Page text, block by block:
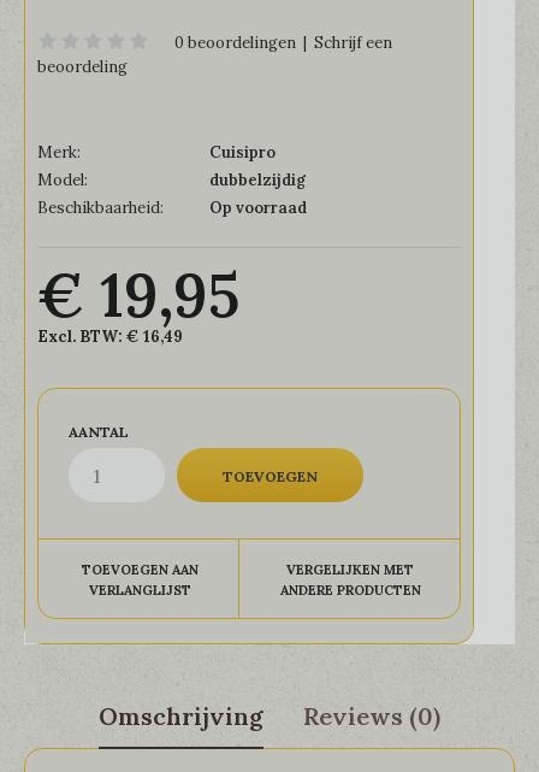
0 beoordelingen | Schrijf een
beoordeling
Merk:
Cuisipro
Model:
dubbelzijdig
Beschikbaarheid:
Op voorraad
€ 19,95
Excl. BTW: € 16,49
AANTAL
TOEVOEGEN AAN
VERLANGLIJST
VERGELIJKEN MET
ANDERE PRODUCTEN
Omschrijving Reviews (0)